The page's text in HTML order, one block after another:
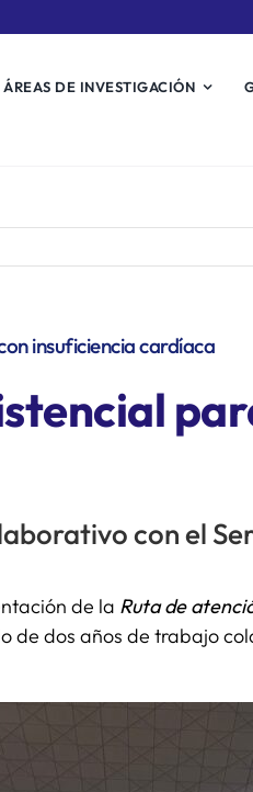
ÁREAS DE INVESTIGACIÓN
insuficiencia cardíaca
con el
de la Ruta de
de dos años de trabajo